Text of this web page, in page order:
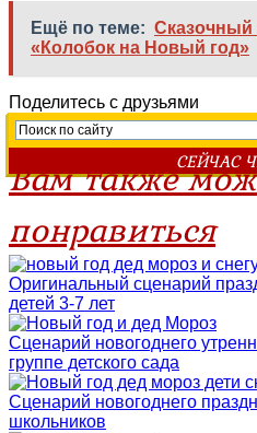
Ещё по теме: Сказочный
«Колобок на Новый год»
Поделитесь с друзьями
СЕЙЧАС
Вам также
понравиться
Оригинальный сценарий
детей 3-7 лет
Сценарий новогоднего
группе детского сада
Сценарий новогоднего
школьников